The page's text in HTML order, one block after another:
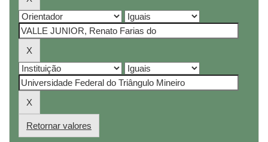
Retornar valores